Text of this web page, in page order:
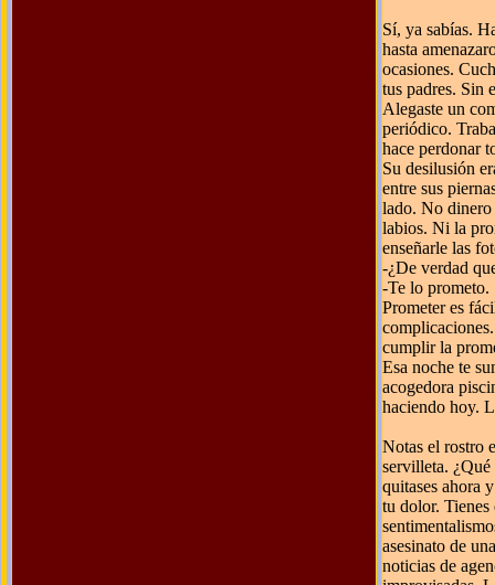
Sí, ya sabías.
hasta
ocasiones.
tus padres. Sin
Alegaste un
periódico.
hace perdonar
Su desilusión
entre sus
lado. No dinero
labios. Ni la
enseñarle las
-¿De verdad
-Te lo prometo.
Prometer es
cumplir la
Esa noche te
acogedora
haciendo hoy.
Notas el rostro
servilleta.
quitases ahora
tu dolor.
asesinato de
noticias de